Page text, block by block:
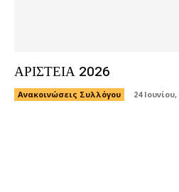
ΑΡΙΣΤΕΙΑ 2026
Ανακοινώσεις Συλλόγου 24 Ιουνίου,